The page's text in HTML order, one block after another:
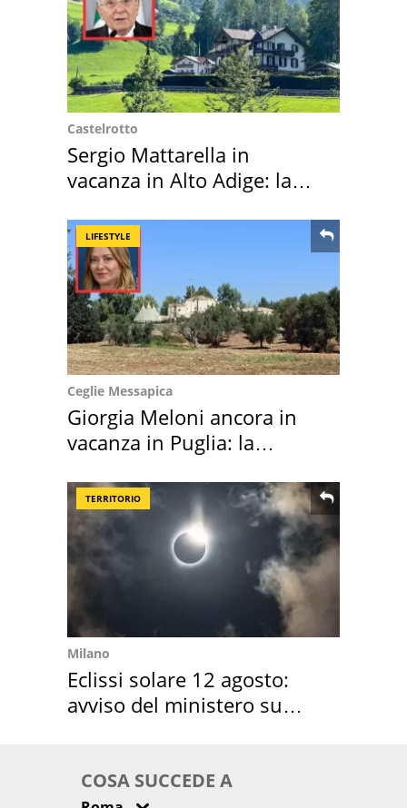
Castelrotto
Sergio Mattarella in
vacanza in Alto Adige: la
LIFESTYLE
Ceglie Messapica
Giorgia Meloni ancora in
vacanza in Puglia: la
TERRITORIO
Milano
Eclissi solare 12 agosto:
avviso del ministero su